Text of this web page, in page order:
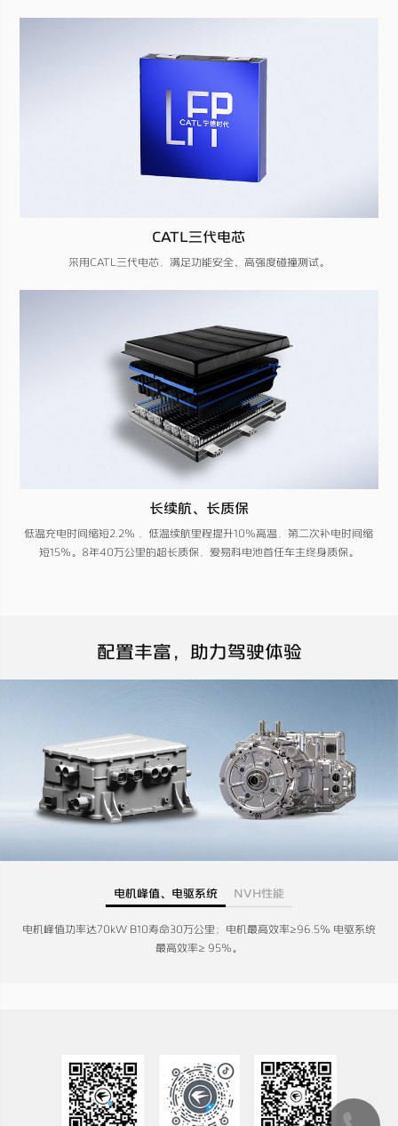
CATL三代电芯
采用CATL三代电芯，满足功能安全、高强度碰撞测试。
长续航、长质保
低温充电时间缩短2.2% ，低温续航里程提升10%高温，第二次补电时间缩
短15%。8年40万公里的超长质保，爱易科电池首任车主终身质保。
配置丰富，助力驾驶体验
电机峰值、电驱系统 NVH性能
电机峰值功率达70kW B10寿命30万公里；电机最高效率≥96.5% 电驱系统
最高效率≥ 95%。